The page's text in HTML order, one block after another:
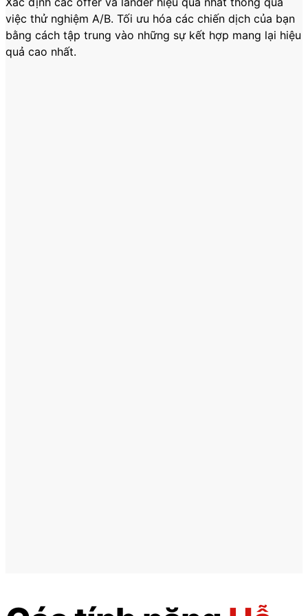
việc thử nghiệm A/B. Tối ưu hóa các chiến dịch của bạn
bằng cách tập trung vào những sự kết hợp mang lại hiệu
quả cao nhất.